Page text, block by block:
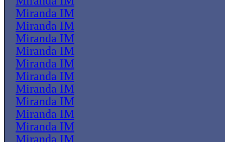
Miranda IM
Miranda IM
Miranda IM
Miranda IM
Miranda IM
Miranda IM
Miranda IM
Miranda IM
Miranda IM
Miranda IM
Miranda IM